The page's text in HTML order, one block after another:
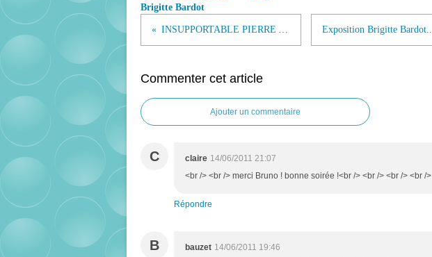
Brigitte Bardot
INSUPPORTABLE PIERRE ARDITI !
Commenter cet article
Ajouter un commentaire
C claire 14/06/2011 21:07
<br /> <br /> merci Bruno ! bonne soirée !<br /> <br /> <br /> <br />
Répondre
B bauzet 14/06/2011 19:46